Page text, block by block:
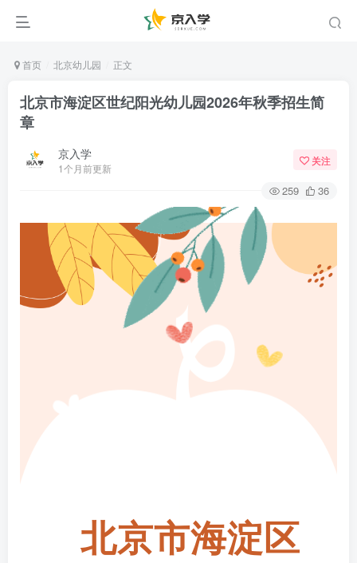
首页 北京幼儿园 正文
北京市海淀区世纪阳光幼儿园2026年秋季招生简
章
京入学
1个月前更新
关注
259 36
北京市海淀区